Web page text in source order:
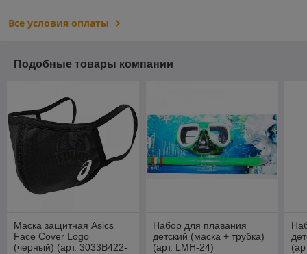
Все условия оплаты
Подобные товары компании
Маска защитная Asics
Face Cover Logo
(черный) (арт. 3033B422-
Набор для плавания
детский (маска + трубка)
(арт. LMH-24)